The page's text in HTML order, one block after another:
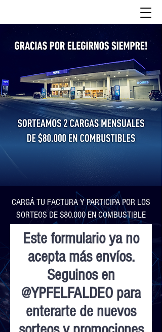
CARGÁ TU FACTURA Y PARTICIPA POR LOS
SORTEOS DE $80.000 EN COMBUSTIBLE
Este formulario ya no
acepta más envíos.
Seguinos en
@YPFELFALDEO para
enterarte de nuevos